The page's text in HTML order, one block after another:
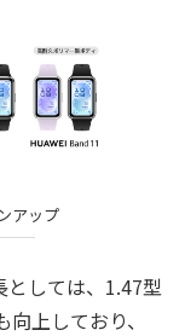
アップ
しては、1.47型
上しており、